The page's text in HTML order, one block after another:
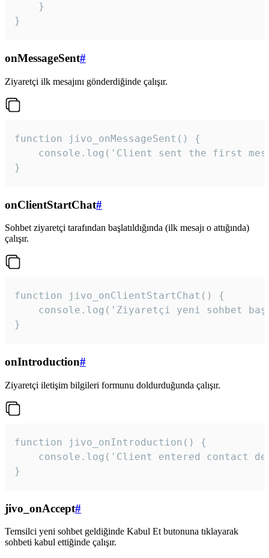
    }
}
onMessageSent#
Ziyaretçi ilk mesajını gönderdiğinde çalışır.
function jivo_onMessageSent() {
console.log('Client sent the first
}
onClientStartChat#
Sohbet ziyaretçi tarafından başlatıldığında (ilk mesajı o attığında)
çalışır.
function jivo_onClientStartChat() {
console.log('Ziyaretçi yeni sohbet
}
onIntroduction#
Ziyaretçi iletişim bilgileri formunu doldurduğunda çalışır.
function jivo_onIntroduction() {
console.log('Client entered contact
}
jivo_onAccept#
Temsilci yeni sohbet geldiğinde Kabul Et butonuna tıklayarak
sohbeti kabul ettiğinde çalışır.